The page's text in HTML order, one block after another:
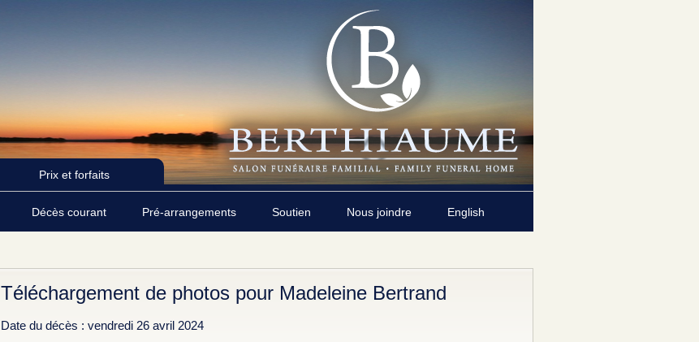
Prix et forfaits
Décès courant Pré-arrangements Soutien Nous joindre English
Téléchargement de photos pour Madeleine Bertrand
Date du décès : vendredi 26 avril 2024